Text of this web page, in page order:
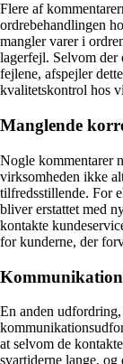
Flere af
ordrebehandlingen
mangler varer i
lagerfejl. Selvom der
fejlene, afspejler
kvalitetskontrol hos
Manglende
Nogle kommentarer
virksomheden ikke
tilfredsstillende. For
bliver erstattet med
kontakte
for kunderne, der
En anden
at selvom de
svartiderne lange,